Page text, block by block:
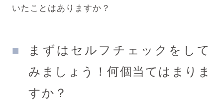
いたことはありますか？
まずはセルフチェックをして
みましょう！何個当てはまりま
すか？